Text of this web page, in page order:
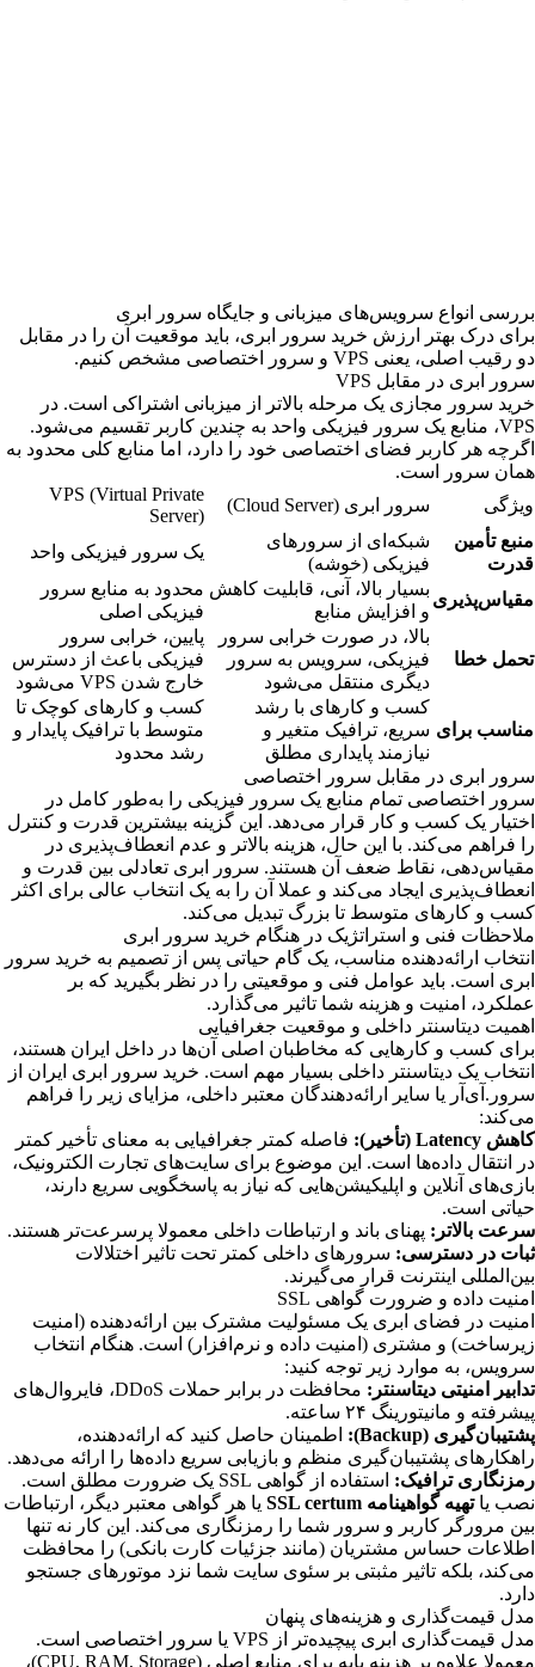
بررسی انواع سرویس‌های میزبانی و جایگاه سرور ابری
برای درک بهتر ارزش خرید سرور ابری، باید موقعیت آن را در مقابل
دو رقیب اصلی، یعنی VPS و سرور اختصاصی مشخص کنیم.
سرور ابری در مقابل VPS
خرید سرور مجازی یک مرحله بالاتر از میزبانی اشتراکی است. در
VPS، منابع یک سرور فیزیکی واحد به چندین کاربر تقسیم می‌شود.
اگرچه هر کاربر فضای اختصاصی خود را دارد، اما منابع کلی محدود به
همان سرور است.
ویژگی
سرور ابری (Cloud Server)
VPS (Virtual Private
Server)
منبع تأمین
قدرت
شبکه‌ای از سرورهای
فیزیکی (خوشه)
یک سرور فیزیکی واحد
مقیاس‌پذیری
بسیار بالا، آنی، قابلیت کاهش
و افزایش منابع
محدود به منابع سرور
فیزیکی اصلی
تحمل خطا
بالا، در صورت خرابی سرور
فیزیکی، سرویس به سرور
دیگری منتقل می‌شود
پایین، خرابی سرور
فیزیکی باعث از دسترس
خارج شدن VPS می‌شود
مناسب برای
کسب و کارهای با رشد
سریع، ترافیک متغیر و
نیازمند پایداری مطلق
کسب و کارهای کوچک تا
متوسط با ترافیک پایدار و
رشد محدود
سرور ابری در مقابل سرور اختصاصی
سرور اختصاصی تمام منابع یک سرور فیزیکی را به‌طور کامل در
اختیار یک کسب و کار قرار می‌دهد. این گزینه بیشترین قدرت و کنترل
را فراهم می‌کند. با این حال، هزینه بالاتر و عدم انعطاف‌پذیری در
مقیاس‌دهی، نقاط ضعف آن هستند. سرور ابری تعادلی بین قدرت و
انعطاف‌پذیری ایجاد می‌کند و عملا آن را به یک انتخاب عالی برای اکثر
کسب و کارهای متوسط تا بزرگ تبدیل می‌کند.
ملاحظات فنی و استراتژیک در هنگام خرید سرور ابری
انتخاب ارائه‌دهنده مناسب، یک گام حیاتی پس از تصمیم به خرید سرور
ابری است. باید عوامل فنی و موقعیتی را در نظر بگیرید که بر
عملکرد، امنیت و هزینه شما تاثیر می‌گذارد.
اهمیت دیتاسنتر داخلی و موقعیت جغرافیایی
برای کسب و کارهایی که مخاطبان اصلی آن‌ها در داخل ایران هستند،
انتخاب یک دیتاسنتر داخلی بسیار مهم است. خرید سرور ابری ایران از
سرور.آی‌آر یا سایر ارائه‌دهندگان معتبر داخلی، مزایای زیر را فراهم
می‌کند:
کاهش Latency (تأخیر):
فاصله کمتر جغرافیایی به معنای تأخیر کمتر
در انتقال داده‌ها است. این موضوع برای سایت‌های تجارت الکترونیک،
بازی‌های آنلاین و اپلیکیشن‌هایی که نیاز به پاسخگویی سریع دارند،
حیاتی است.
سرعت بالاتر: پهنای باند و ارتباطات داخلی معمولا پرسرعت‌تر هستند.
ثبات در دسترسی: سرورهای داخلی کمتر تحت تاثیر اختلالات
بین‌المللی اینترنت قرار می‌گیرند.
امنیت داده و ضرورت گواهی SSL
امنیت در فضای ابری یک مسئولیت مشترک بین ارائه‌دهنده (امنیت
زیرساخت) و مشتری (امنیت داده و نرم‌افزار) است. هنگام انتخاب
سرویس، به موارد زیر توجه کنید:
تدابیر امنیتی دیتاسنتر:
محافظت در برابر حملات DDoS، فایروال‌های
پیشرفته و مانیتورینگ ۲۴ ساعته.
پشتیبان‌گیری (Backup):
اطمینان حاصل کنید که ارائه‌دهنده،
راهکارهای پشتیبان‌گیری منظم و بازیابی سریع داده‌ها را ارائه می‌دهد.
رمزنگاری ترافیک:
استفاده از گواهی SSL یک ضرورت مطلق است.
نصب یاتهیه گواهینامه SSL certum
یا هر گواهی معتبر دیگر، ارتباطات
بین مرورگر کاربر و سرور شما را رمزنگاری می‌کند. این کار نه تنها
اطلاعات حساس مشتریان (مانند جزئیات کارت بانکی) را محافظت
می‌کند، بلکه تاثیر مثبتی بر سئوی سایت شما نزد موتورهای جستجو
دارد.
مدل قیمت‌گذاری و هزینه‌های پنهان
مدل قیمت‌گذاری ابری پیچیده‌تر از VPS یا سرور اختصاصی است.
معمولا علاوه بر هزینه پایه برای منابع اصلی (CPU, RAM, Storage)،